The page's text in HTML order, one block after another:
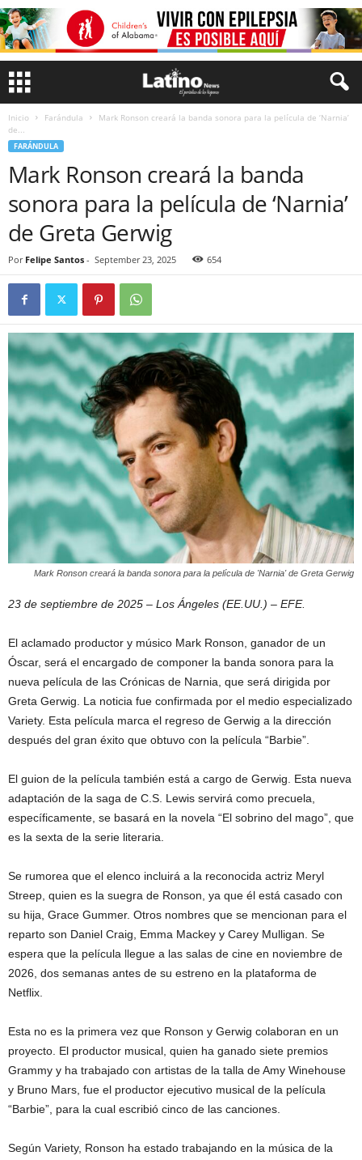
Inicio Farándula
Mark Ronson creará la banda sonora para la película de ‘Narnia’
de...
FARÁNDULA
Mark Ronson creará la banda
sonora para la película de ‘Narnia’
de Greta Gerwig
Por Felipe Santos - September 23, 2025 654
Mark Ronson creará la banda sonora para la película de 'Narnia' de Greta Gerwig
23 de septiembre de 2025 – Los Ángeles (EE.UU.) – EFE.
El aclamado productor y músico Mark Ronson, ganador de un
Óscar, será el encargado de componer la banda sonora para la
nueva película de las Crónicas de Narnia, que será dirigida por
Greta Gerwig. La noticia fue confirmada por el medio especializado
Variety. Esta película marca el regreso de Gerwig a la dirección
después del gran éxito que obtuvo con la película “Barbie”.
El guion de la película también está a cargo de Gerwig. Esta nueva
adaptación de la saga de C.S. Lewis servirá como precuela,
específicamente, se basará en la novela “El sobrino del mago”, que
es la sexta de la serie literaria.
Se rumorea que el elenco incluirá a la reconocida actriz Meryl
Streep, quien es la suegra de Ronson, ya que él está casado con
su hija, Grace Gummer. Otros nombres que se mencionan para el
reparto son Daniel Craig, Emma Mackey y Carey Mulligan. Se
espera que la película llegue a las salas de cine en noviembre de
2026, dos semanas antes de su estreno en la plataforma de
Netflix.
Esta no es la primera vez que Ronson y Gerwig colaboran en un
proyecto. El productor musical, quien ha ganado siete premios
Grammy y ha trabajado con artistas de la talla de Amy Winehouse
y Bruno Mars, fue el productor ejecutivo musical de la película
“Barbie”, para la cual escribió cinco de las canciones.
Según Variety, Ronson ha estado trabajando en la música de la